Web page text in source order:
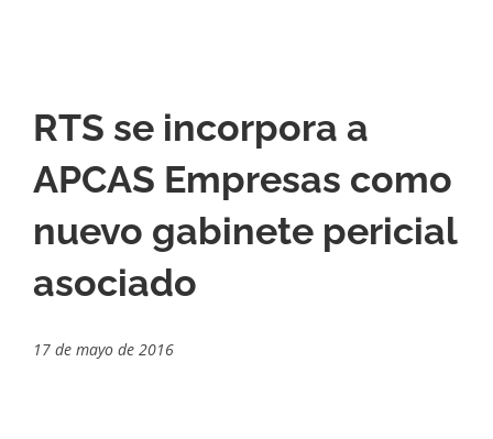
RTS se incorpora a
APCAS Empresas como
nuevo gabinete pericial
asociado
17 de mayo de 2016